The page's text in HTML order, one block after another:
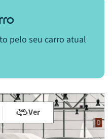
pelo seu carro atual
Ver